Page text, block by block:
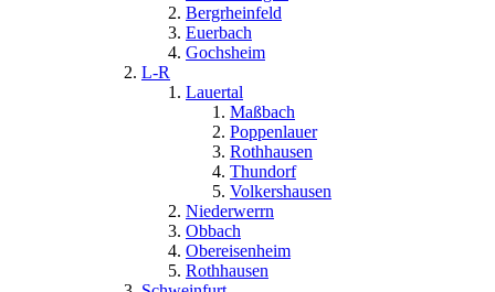
Bergrheinfeld
Euerbach
Gochsheim
L-R
Lauertal
Maßbach
Poppenlauer
Rothhausen
Thundorf
Volkershausen
Niederwerrn
Obbach
Obereisenheim
Rothhausen